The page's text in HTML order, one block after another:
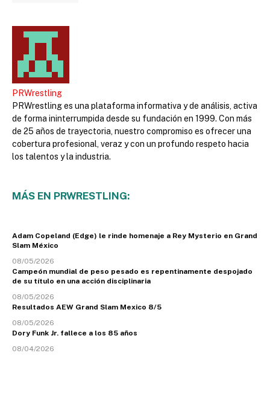
PRWrestling
PRWrestling es una plataforma informativa y de análisis, activa
de forma ininterrumpida desde su fundación en 1999. Con más
de 25 años de trayectoria, nuestro compromiso es ofrecer una
cobertura profesional, veraz y con un profundo respeto hacia
los talentos y la industria.
MÁS EN PRWRESTLING:
Adam Copeland (Edge) le rinde homenaje a Rey Mysterio en Grand
Slam México
08/05/2026
Campeón mundial de peso pesado es repentinamente despojado
de su título en una acción disciplinaria
08/05/2026
Resultados AEW Grand Slam Mexico 8/5
08/05/2026
Dory Funk Jr. fallece a los 85 años
08/04/2026